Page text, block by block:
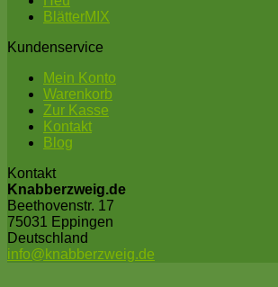
BlätterMIX
Kundenservice
Mein Konto
Warenkorb
Zur Kasse
Kontakt
Blog
Kontakt
Knabberzweig.de
Beethovenstr. 17
75031 Eppingen
Deutschland
info@knabberzweig.de